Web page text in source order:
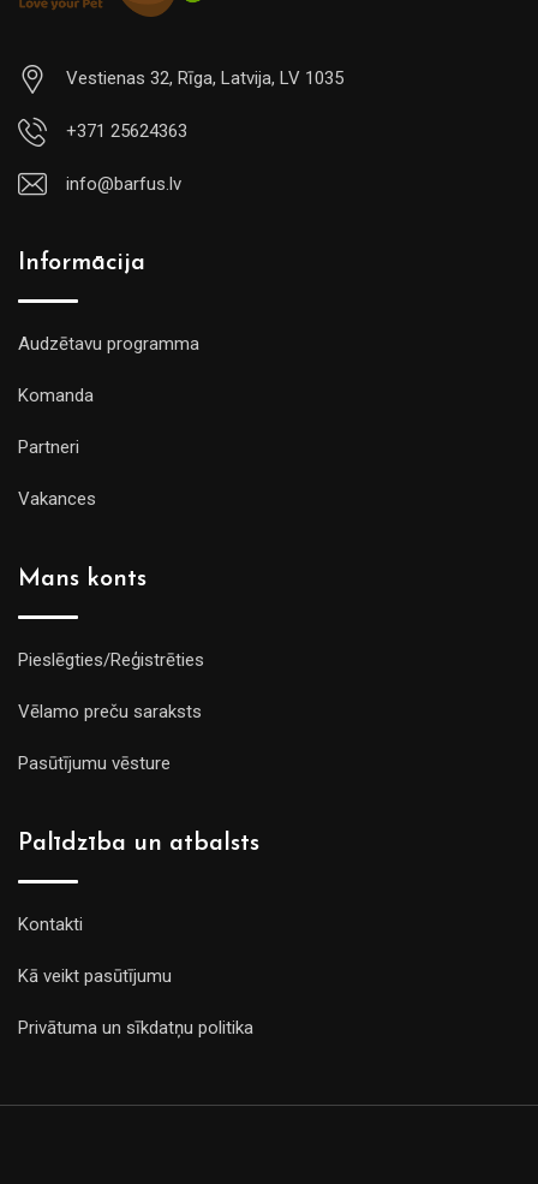
Vestienas 32, Rīga, Latvija, LV 1035
+371 25624363
info@barfus.lv
Informācija
Audzētavu programma
Komanda
Partneri
Vakances
Mans konts
Pieslēgties/Reģistrēties
Vēlamo preču saraksts
Pasūtījumu vēsture
Palīdzība un atbalsts
Kontakti
Kā veikt pasūtījumu
Privātuma un sīkdatņu politika